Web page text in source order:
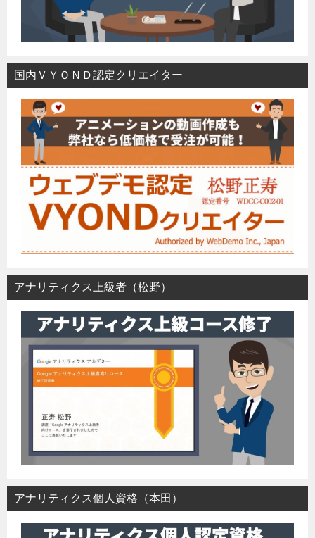
国内ＶＹＯＮＤ認定クリエイター
アナリティクス上級者（松野）
アナリティクス個人資格（本田）